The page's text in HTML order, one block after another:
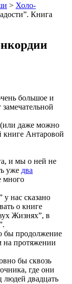
> Холо-
Книга
большое и
(или даже можно
книге Антаровой
и мы о ней не
уже два
много
нас сказано
о книге
Жизнях”, в
бы продолжение
на протяжении
бы сквозь
где они
людей двадцать